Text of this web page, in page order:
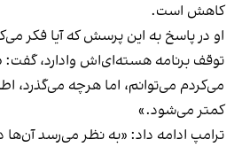
کاهش است.
او در پاسخ به این پرسش که آیا فکر
توقف برنامه هسته‌ای‌اش وادارد، گفت:
می‌کردم می‌توانم، اما هرچه می‌گذرد،
کمتر می‌شود.»
ترامپ ادامه داد: «به نظر می‌رسد آن‌ها